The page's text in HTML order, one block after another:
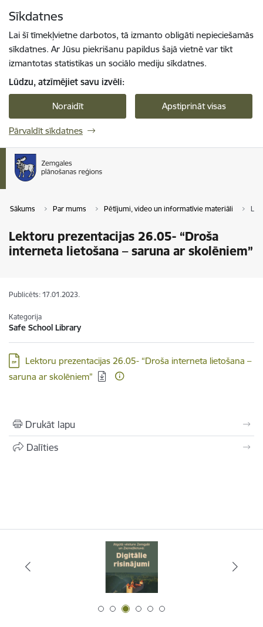
Sīkdatnes
Lai šī tīmekļvietne darbotos, tā izmanto obligāti nepieciešamās
sīkdatnes. Ar Jūsu piekrišanu papildus šajā vietnē var tikt
izmantotas statistikas un sociālo mediju sīkdatnes.
Lūdzu, atzīmējiet savu izvēli:
Noraidīt Apstiprināt visas
Pārvaldīt sīkdatnes
Sākums Par mums Pētījumi, video un informatīvie materiāli
Lektoru prezentacijas 26.05- “Droša
interneta lietošana – saruna ar skolēniem”
Publicēts: 17.01.2023.
Kategorija
Safe School Library
Lejupielādēt:
Lektoru prezentacijas 26.05- “Droša interneta lietošana –
saruna ar skolēniem”
Drukāt lapu
Dalīties